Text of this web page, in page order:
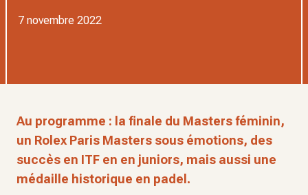
7 novembre 2022
Au programme : la finale du Masters féminin,
un Rolex Paris Masters sous émotions, des
succès en ITF en en juniors, mais aussi une
médaille historique en padel.